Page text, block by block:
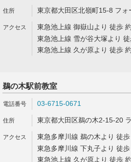
東京都大田区北嶺町15-8 フォ
東急池上線 御嶽山より 徒歩
東急池上線 雪が谷大塚より
東急池上線 久が原より 徒歩
鵜の木駅前教室
03-6715-0671
東京都大田区鵜の木2-15-20
東急多摩川線 鵜の木より 徒
東急多摩川線 下丸子より 徒
東急池上線 久が原より 徒歩